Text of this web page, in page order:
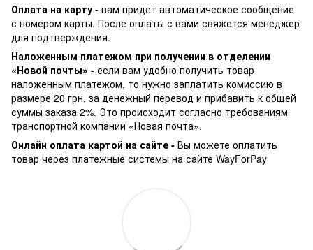
Оплата на карту - вам придет автоматическое сообщение
с номером карты. После оплаты с вами свяжется менеджер
для подтверждения.
Наложенным платежом при получении в отделении
«Новой почты» - если вам удобно получить товар
наложенным платежом, то нужно заплатить комиссию в
размере 20 грн. за денежный перевод и прибавить к общей
суммы заказа 2%. Это происходит согласно требованиям
транспортной компании «Новая почта».
Онлайн оплата картой на сайте - Вы можете оплатить
товар через платежные системы на сайте WayForPay